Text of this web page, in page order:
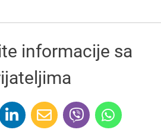
informacije sa